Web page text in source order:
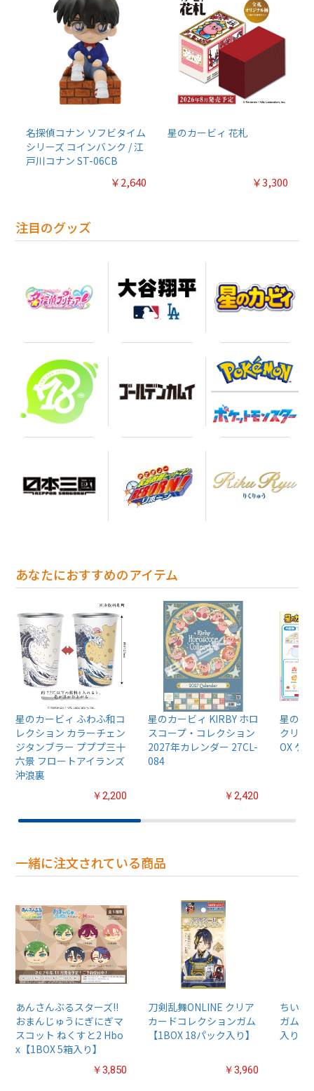
名探偵コナン ソフビタイム
シリーズ コインバンク / 江
戸川コナン ST-06CB
￥2,640
星のカービィ 花札
￥3,300
注目のグッズ
あなたにおすすめのアイテム
星のカービィ ふわふ和コ
レクション カラーチェン
ジタンブラー プププ三十
六景 フロートアイランズ
沖浪裏
￥2,200
星のカービィ KIRBY ホロ
スコープ・コレクション
2027年カレンダー 27CL-
084
￥2,420
星のカ
クリル
OX ケ
一緒に注文されている商品
あんさんぶるスターズ!!
おまんじゅうにぎにぎマ
スコット ねくすと2 Hbo
x【1BOX 5箱入り】
￥3,850
刀剣乱舞ONLINE クリア
カードコレクションガム
【1BOX 18パック入り】
￥3,960
ちいか
ガム4
入り】